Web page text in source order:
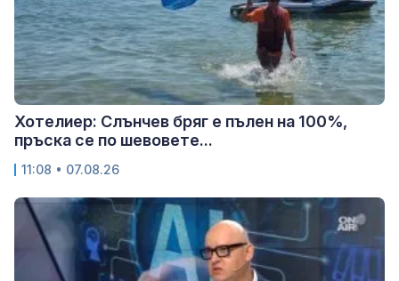
Хотелиер: Слънчев бряг е пълен на 100%,
пръска се по шевовете...
11:08 • 07.08.26